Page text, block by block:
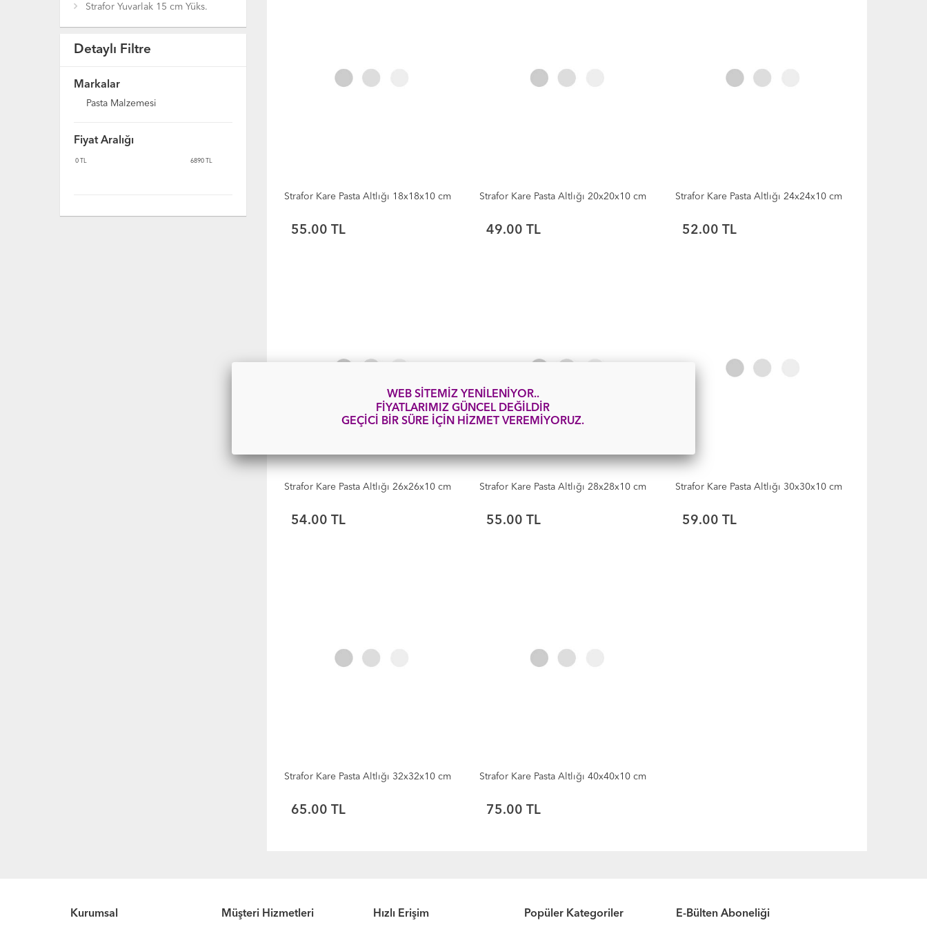
Strafor Yuvarlak 15 cm Yüks.
Detaylı Filtre
Markalar
Pasta Malzemesi
Fiyat Aralığı
0 TL 6890TL
Strafor Kare Pasta Altlığı 18x18x10 cm
55.00 TL
Strafor Kare Pasta Altlığı 20x20x10 cm
49.00 TL
Strafor Kare Pasta Altlığı 24x24x10 cm
52.00 TL
Strafor Kare Pasta Altlığı 26x26x10 cm
54.00 TL
Strafor Kare Pasta Altlığı 28x28x10 cm
55.00 TL
Strafor Kare Pasta Altlığı 30x30x10 cm
59.00 TL
Strafor Kare Pasta Altlığı 32x32x10 cm
65.00 TL
Strafor Kare Pasta Altlığı 40x40x10 cm
75.00 TL
Kurumsal Müşteri Hizmetleri Hızlı Erişim Popüler Kategoriler E-Bülten Aboneliği
WEB SİTEMİZ YENİLENİYOR..
FİYATLARIMIZ GÜNCEL DEĞİLDİR
GEÇİCİ BİR SÜRE İÇİN HİZMET VEREMİYORUZ.